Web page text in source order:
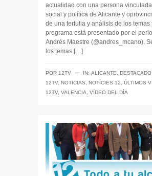
actualidad con una persona
social y política de Alicante y
de una tertulia y análisis de los temas
programa está presentado por el
Andrés Maestre (@andres_mcano).
los temas […]
POR 12TV ─ IN: ALICANTE
12TV, NOTICIAS NOTÍCIES 12
ÚLTIMOS
12TV, VALENCIA VÍDEO DEL DÍA